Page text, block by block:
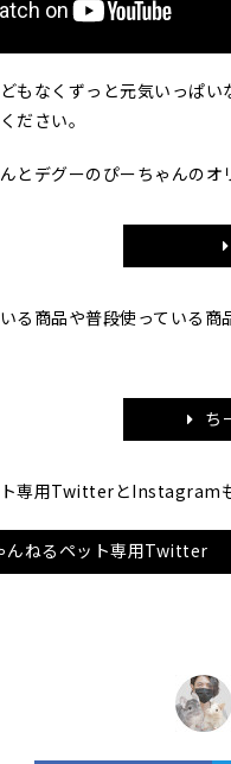
もなくずっと元気いっぱ
ださい。
とデグーのぴーちゃんのオ
る商品や普段使っている
ち
専用TwitterとInstagram
んねるペット専用Twitter